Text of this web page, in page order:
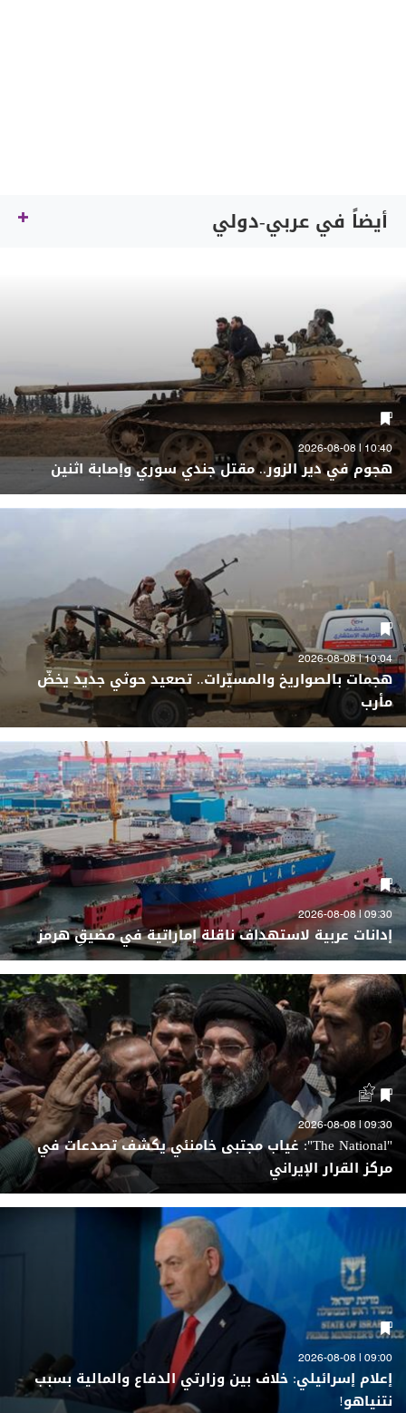
أيضاً في عربي-دولي
10:40 | 2026-08-08
هجوم في دير الزور.. مقتل جندي سوري وإصابة اثنين
10:04 | 2026-08-08
هجمات بالصواريخ والمسيّرات.. تصعيد حوثي جديد يخضّ
مأرب
09:30 | 2026-08-08
إدانات عربية لاستهداف ناقلة إماراتية في مضيقِ هرمز
09:30 | 2026-08-08
"The National": غياب مجتبى خامنئي يكشف تصدعات في
مركز القرار الإيراني
09:00 | 2026-08-08
إعلام إسرائيلي: خلاف بين وزارتي الدفاع والمالية بسبب
نتنياهو!